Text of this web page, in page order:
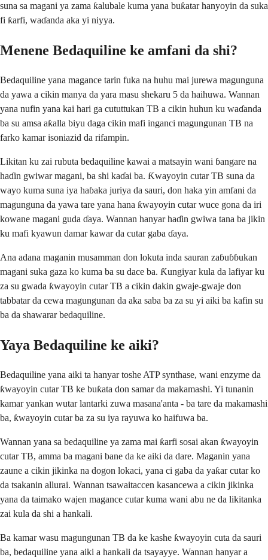
suna sa magani ya zama ƙalubale kuma yana buƙatar hanyoyin da suka
fi ƙarfi, waɗanda aka yi niyya.
Menene Bedaquiline ke amfani da shi?
Bedaquiline yana magance tarin fuka na huhu mai jurewa magunguna
da yawa a cikin manya da yara masu shekaru 5 da haihuwa. Wannan
yana nufin yana kai hari ga cututtukan TB a cikin huhun ku waɗanda
ba su amsa aƙalla biyu daga cikin mafi inganci magungunan TB na
farko kamar isoniazid da rifampin.
Likitan ku zai rubuta bedaquiline kawai a matsayin wani ɓangare na
haɗin gwiwar magani, ba shi kaɗai ba. Ƙwayoyin cutar TB suna da
wayo kuma suna iya haɓaka juriya da sauri, don haka yin amfani da
magunguna da yawa tare yana hana ƙwayoyin cutar wuce gona da iri
kowane magani guda ɗaya. Wannan hanyar haɗin gwiwa tana ba jikin
ku mafi kyawun damar kawar da cutar gaba ɗaya.
Ana adana maganin musamman don lokuta inda sauran zaɓuɓɓukan
magani suka gaza ko kuma ba su dace ba. Ƙungiyar kula da lafiyar ku
za su gwada ƙwayoyin cutar TB a cikin dakin gwaje-gwaje don
tabbatar da cewa magungunan da aka saba ba za su yi aiki ba kafin su
ba da shawarar bedaquiline.
Yaya Bedaquiline ke aiki?
Bedaquiline yana aiki ta hanyar toshe ATP synthase, wani enzyme da
ƙwayoyin cutar TB ke buƙata don samar da makamashi. Yi tunanin
kamar yankan wutar lantarki zuwa masana'anta - ba tare da makamashi
ba, ƙwayoyin cutar ba za su iya rayuwa ko haifuwa ba.
Wannan yana sa bedaquiline ya zama mai ƙarfi sosai akan ƙwayoyin
cutar TB, amma ba magani bane da ke aiki da dare. Maganin yana
zaune a cikin jikinka na dogon lokaci, yana ci gaba da yaƙar cutar ko
da tsakanin allurai. Wannan tsawaitaccen kasancewa a cikin jikinka
yana da taimako wajen magance cutar kuma wani abu ne da likitanka
zai kula da shi a hankali.
Ba kamar wasu magungunan TB da ke kashe ƙwayoyin cuta da sauri
ba, bedaquiline yana aiki a hankali da tsayayye. Wannan hanyar a